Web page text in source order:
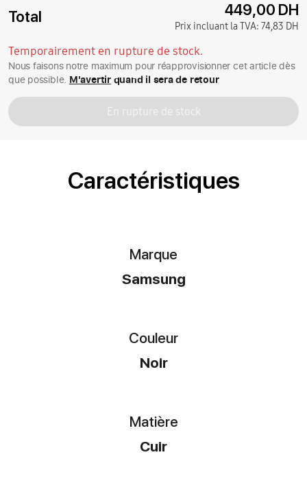
Total 449,00 DH
Prix incluant la TVA: 74,83 DH
Temporairement en rupture de stock.
Nous faisons notre maximum pour réapprovisionner cet article dès
que possible. M'avertirquand il sera de retour
En rupture de stock
Caractéristiques
Marque
Samsung
Couleur
Noir
Matière
Cuir